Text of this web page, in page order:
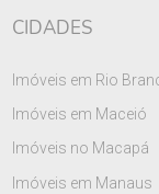
CIDADES
Imóveis em Rio
Imóveis em Maceió
Imóveis no Macapá
Imóveis em Manaus